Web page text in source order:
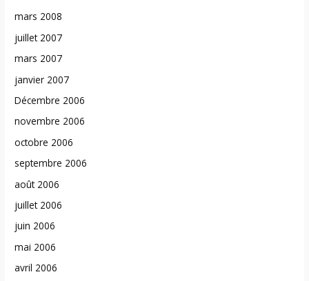
mars 2008
juillet 2007
mars 2007
janvier 2007
Décembre 2006
novembre 2006
octobre 2006
septembre 2006
août 2006
juillet 2006
juin 2006
mai 2006
avril 2006